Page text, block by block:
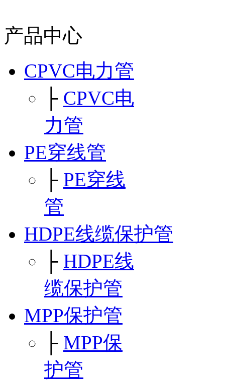
产品中心
CPVC电力管
├ CPVC电
力管
PE穿线管
├ PE穿线
管
HDPE线缆保护管
├ HDPE线
缆保护管
MPP保护管
├ MPP保
护管